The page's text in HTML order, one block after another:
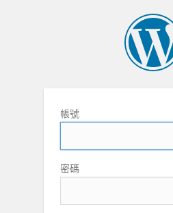
帳號
密碼